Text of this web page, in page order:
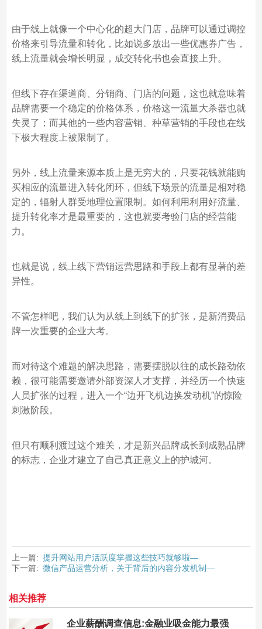
由于线上就像一个中心化的超大门店，品牌可以通过调控
价格来引导流量和转化，比如说多放出一些优惠券广告，
线上流量就会增长明显，成交转化书也会直接上升。
但线下存在渠道商、分销商、门店的问题，这也就意味着
品牌需要一个稳定的价格体系，价格这一流量大杀器也就
失灵了；而其他的一些内容营销、种草营销的手段也在线
下极大程度上被限制了。
另外，线上流量来源本质上是无穷大的，只要花钱就能购
买相应的流量进入转化闭环，但线下场景的流量是相对稳
定的，辐射人群受地理位置限制。如何利用利用好流量、
提升转化率才是最重要的，这也就要考验门店的经营能
力。
也就是说，线上线下营销运营思路和手段上都有显著的差
异性。
不管怎样吧，我们认为从线上到线下的扩张，是新消费品
牌一次重要的企业大考。
而对待这个难题的解决思路，需要摆脱以往的成长路劲依
赖，很可能需要邀请外部资深人才支撑，并经历一个快速
人员扩张的过程，进入一个“边开飞机边换发动机”的惊险
刺激阶段。
但只有顺利渡过这个难关，才是新兴品牌成长到成熟品牌
的标志，企业才建立了自己真正意义上的护城河。
上一篇: 提升网站用户活跃度掌握这些技巧就够啦—
下一篇: 微信产品运营分析，关于背后的内容分发机制—
相关推荐
企业薪酬调查信息:金融业吸金能力最强